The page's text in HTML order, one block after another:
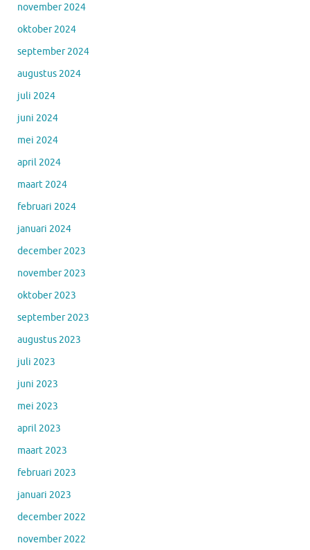
november 2024
oktober 2024
september 2024
augustus 2024
juli 2024
juni 2024
mei 2024
april 2024
maart 2024
februari 2024
januari 2024
december 2023
november 2023
oktober 2023
september 2023
augustus 2023
juli 2023
juni 2023
mei 2023
april 2023
maart 2023
februari 2023
januari 2023
december 2022
november 2022